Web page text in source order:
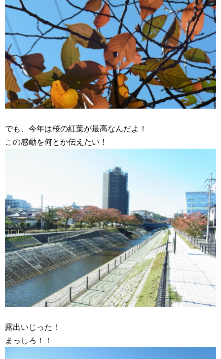
でも、今年は桜の紅葉が最高なんだよ！
この感動を何とか伝えたい！
露出いじった！
まっしろ！！